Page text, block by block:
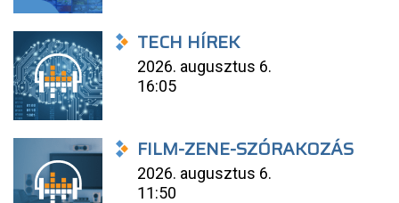
TECH HÍREK
2026. augusztus 6.
16:05
FILM-ZENE-SZÓRAKOZÁS
2026. augusztus 6.
11:50